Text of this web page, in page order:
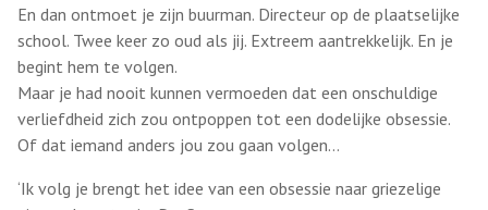
En dan ontmoet je zijn buurman. Directeur op de plaatselijke
school. Twee keer zo oud als jij. Extreem aantrekkelijk. En je
begint hem te volgen.
Maar je had nooit kunnen vermoeden dat een onschuldige
verliefdheid zich zou ontpoppen tot een dodelijke obsessie.
Of dat iemand anders jou zou gaan volgen…
‘Ik volg je brengt het idee van een obsessie naar griezelige